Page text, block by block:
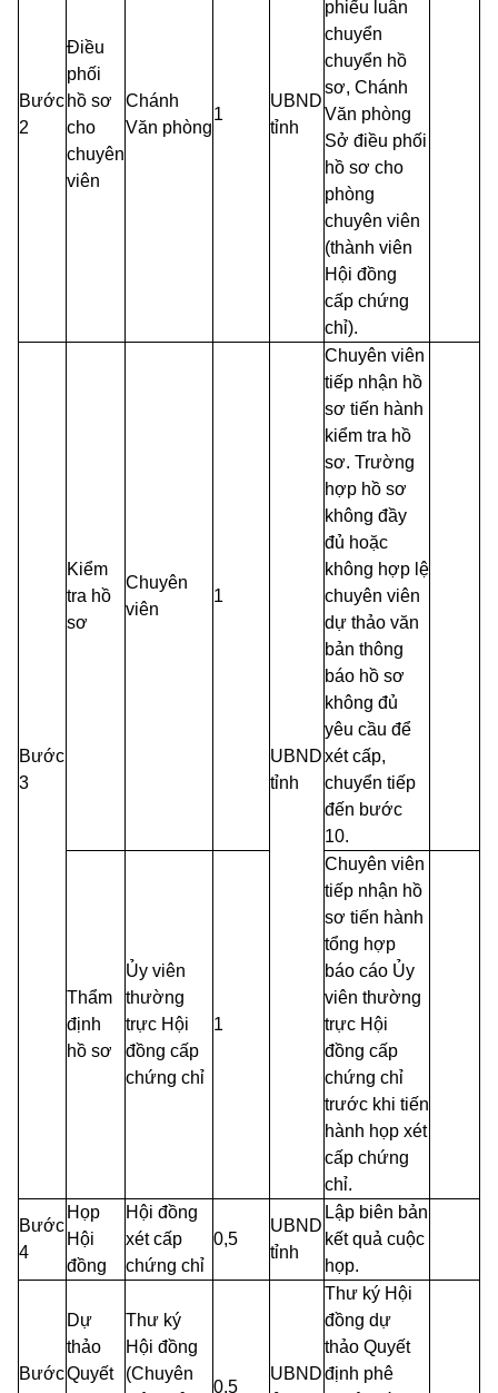
Bước
2
Điều
phối
hồ sơ
cho
chuyên
viên
Chánh
Văn phòng
1
UBND
tỉnh
phiếu luân
chuyển
chuyển hồ
sơ, Chánh
Văn phòng
Sở điều phối
hồ sơ cho
phòng
chuyên viên
(thành viên
Hội đồng
cấp chứng
chỉ).
Bước
3
Kiểm
tra hồ
sơ
Chuyên
viên
1
UBND
tỉnh
Chuyên viên
tiếp nhận hồ
sơ tiến hành
kiểm tra hồ
sơ. Trường
hợp hồ sơ
không đầy
đủ hoặc
không hợp lệ
chuyên viên
dự thảo văn
bản thông
báo hồ sơ
không đủ
yêu cầu để
xét cấp,
chuyển tiếp
đến bước
10.
Thẩm
định
hồ sơ
Ủy viên
thường
trực Hội
đồng cấp
chứng chỉ
1
Chuyên viên
tiếp nhận hồ
sơ tiến hành
tổng hợp
báo cáo Ủy
viên thường
trực Hội
đồng cấp
chứng chỉ
trước khi tiến
hành họp xét
cấp chứng
chỉ.
Bước
4
Họp
Hội
đồng
Hội đồng
xét cấp
chứng chỉ
0,5
UBND
tỉnh
Lập biên bản
kết quả cuộc
họp.
Bước
Dự
thảo
Quyết
Thư ký
Hội đồng
(Chuyên
0,5
UBND
Thư ký Hội
đồng dự
thảo Quyết
định phê